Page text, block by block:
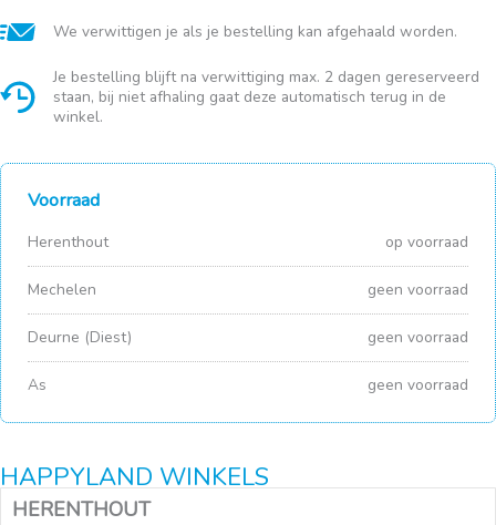
We verwittigen je als je bestelling kan afgehaald worden.
Je bestelling blijft na verwittiging max. 2 dagen gereserveerd
staan, bij niet afhaling gaat deze automatisch terug in de
winkel.
Voorraad
Herenthout op voorraad
Mechelen geen voorraad
Deurne (Diest) geen voorraad
As geen voorraad
HAPPYLAND WINKELS
HERENTHOUT